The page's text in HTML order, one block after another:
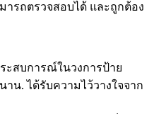
ารถตรวจสอบได้ และถูกต้อง
ะสบการณ์ในวงการป้าย
าน. ได้รับความไว้วางใจจาก